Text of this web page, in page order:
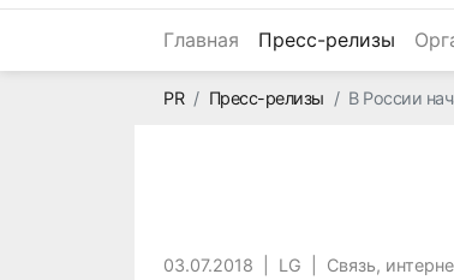
Главная Пресс-релизы
PRГлавная
Пресс-релизы В России
03.07.2018 LG Связь,